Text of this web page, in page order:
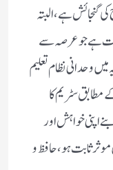
گنجائش ہے، البتہ
ہے جو عرصہ سے
وحدانی نظام تعلیم
مطابق سٹریم کا
اپنی خواہش اور
ثابت ہو، حافظ و